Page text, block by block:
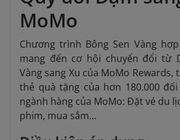
MoMo
Chương trình Bông Sen Vàng
mang đến cơ hội chuyển đổi từ
Vàng sang Xu của MoMo
thẻ quà tặng của hơn 180.000
ngành hàng của MoMo: Đặt vé du
phim, mua sắm…